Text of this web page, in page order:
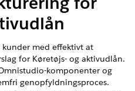
med effektivt at
for Køretøjs- og aktivudlån.
komponenter og
genopfyldningsproces.